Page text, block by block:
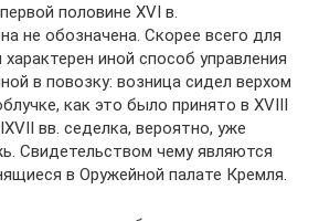
половине XVI в.
не обозначена. Скорее всего для
иной способ управления
в повозку: возница сидел верхом
как это было принято в XVIII
вв. седелка, вероятно, уже
Свидетельством чему являются
в Оружейной палате Кремля.